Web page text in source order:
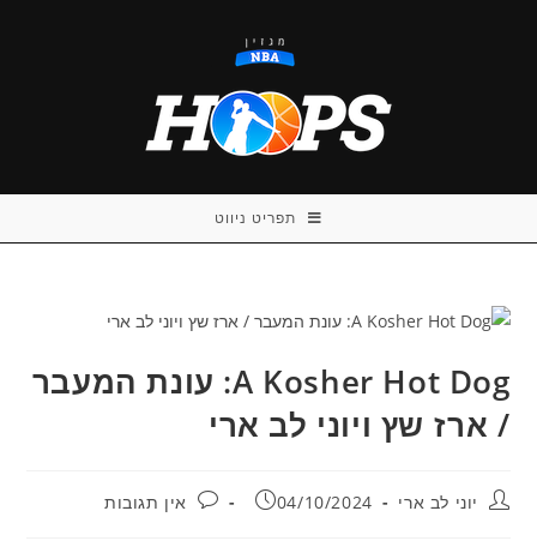
תפריט ניווט
A Kosher Hot Dog: עונת המעבר
/ ארז שץ ויוני לב ארי
מחבר:יוני לב ארי פורסם:
04/10/2024 תגובות:אין תגובות